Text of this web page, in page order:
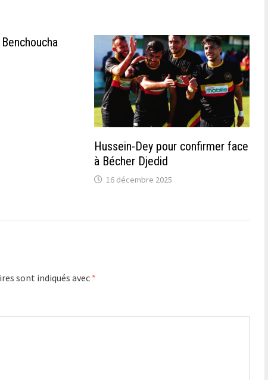
Hussein-Dey pour confirmer face
à Bécher Djedid
16 décembre 2025
sont indiqués avec *